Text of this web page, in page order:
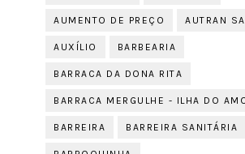
AUMENTO DE PREÇO AUTRAN
AUXÍLIO BARBEARIA
BARRACA DA DONA RITA
BARRACA MERGULHE - ILHA DO
BARREIRA BARREIRA SANITÁRIA